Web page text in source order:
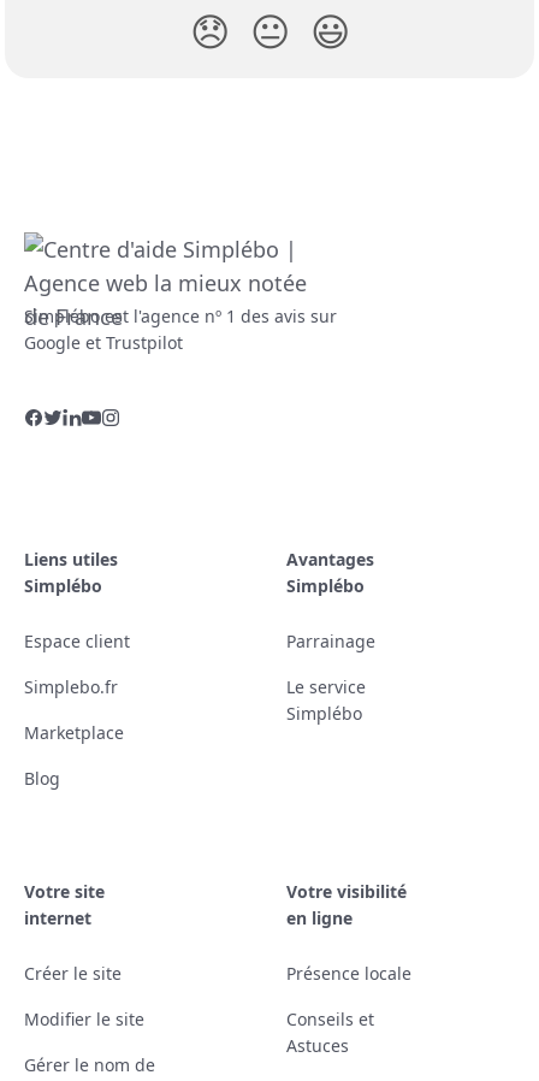
😞 😐 😃
Simplébo est l'agence nº 1 des avis sur
Google et Trustpilot
Liens utiles
Simplébo
Espace client
Simplebo.fr
Marketplace
Blog
Avantages
Simplébo
Parrainage
Le service
Simplébo
Votre site
internet
Créer le site
Modifier le site
Gérer le nom de
Votre visibilité
en ligne
Présence locale
Conseils et
Astuces